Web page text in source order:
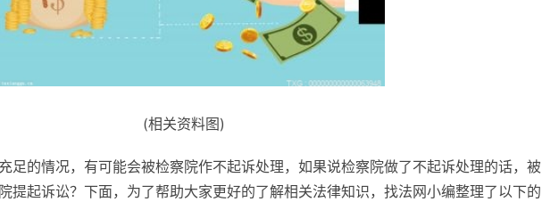
(相关资料图)
足的情况，有可能会被检察院作不起诉处理，如果说检察院做了不起诉处理的话，被
提起诉讼？下面，为了帮助大家更好的了解相关法律知识，找法网小编整理了以下的